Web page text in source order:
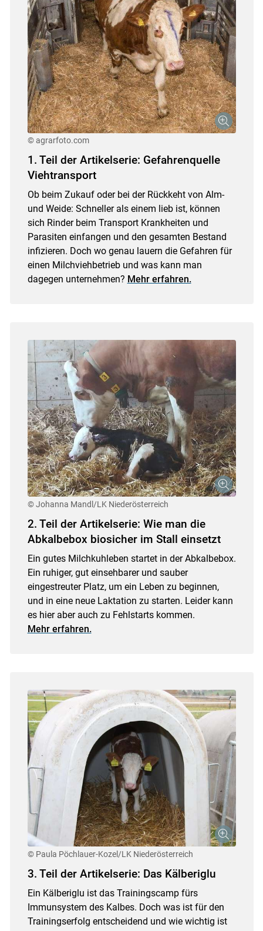
Skip to main content
© agrarfoto.com
1. Teil der Artikelserie: Gefahrenquelle
Viehtransport
Ob beim Zukauf oder bei der Rückkeht von Alm-
und Weide: Schneller als einem lieb ist, können
sich Rinder beim Transport Krankheiten und
Parasiten einfangen und den gesamten Bestand
infizieren. Doch wo genau lauern die Gefahren für
einen Milchviehbetrieb und was kann man
dagegen unternehmen? Mehr erfahren.
© Johanna Mandl/LK Niederösterreich
2. Teil der Artikelserie: Wie man die
Abkalbebox biosicher im Stall einsetzt
Ein gutes Milchkuhleben startet in der Abkalbebox.
Ein ruhiger, gut einsehbarer und sauber
eingestreuter Platz, um ein Leben zu beginnen,
und in eine neue Laktation zu starten. Leider kann
es hier aber auch zu Fehlstarts kommen.
Mehr erfahren.
© Paula Pöchlauer-Kozel/LK Niederösterreich
3. Teil der Artikelserie: Das Kälberiglu
Ein Kälberiglu ist das Trainingscamp fürs
Immunsystem des Kalbes. Doch was ist für den
Trainingserfolg entscheidend und wie wichtig ist